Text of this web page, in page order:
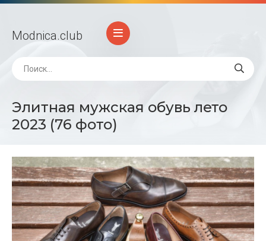
Modnica.club
Элитная мужская обувь лето
2023 (76 фото)